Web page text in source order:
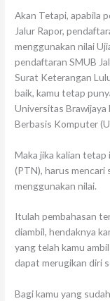
Akan Tetapi, apabila
Jalur Rapor,
menggunakan nilai
pendaftaran SMUB
Surat Keterangan
baik, kamu tetap
Universitas Brawijaya
Berbasis Komputer
Maka jika kalian
(PTN), harus
menggunakan nilai.
Itulah pembahasan
diambil, hendaknya
yang telah kamu
dapat merugikan diri
Bagi kamu yang